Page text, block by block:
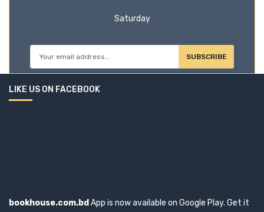
Saturday
SUBSCRIBE
LIKE US ON FACEBOOK
bookhouse.com.bd App is now available on Google Play. Get it